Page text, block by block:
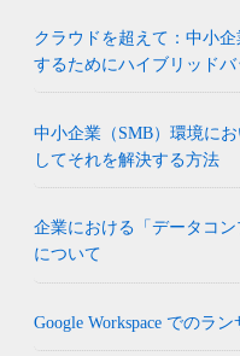
クラウドを超えて：中小
するためにハイブリッド
中小企業（SMB）環境に
してそれを解決する方法
企業における「データコ
について
Google Workspace でのラ